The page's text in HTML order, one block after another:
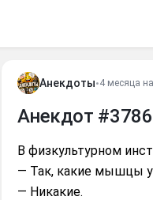
Анекдоты•4 месяца
Анекдот
В физкультурном
— Так, какие мышцы у
— Никакие.